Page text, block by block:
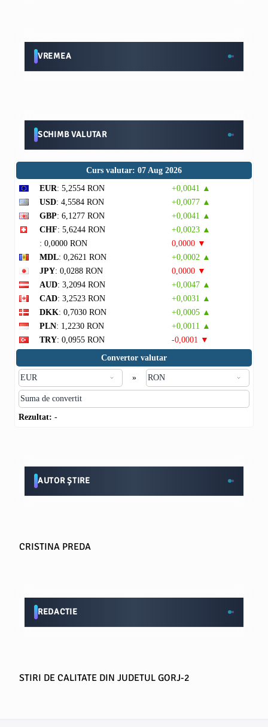
VREMEA
SCHIMB VALUTAR
Curs valutar: 07 Aug 2026
EUR: 5,2554 RON
+0,0041 ▲
USD: 4,5584 RON
+0,0077 ▲
GBP: 6,1277 RON
+0,0041 ▲
CHF: 5,6244 RON
+0,0023 ▲
: 0,0000 RON
0,0000 ▼
MDL: 0,2621 RON
+0,0002 ▲
JPY: 0,0288 RON
0,0000 ▼
AUD: 3,2094 RON
+0,0047 ▲
CAD: 3,2523 RON
+0,0031 ▲
DKK: 0,7030 RON
+0,0005 ▲
PLN: 1,2230 RON
+0,0011 ▲
TRY: 0,0955 RON
-0,0001 ▼
Convertor valutar
»
Rezultat: -
AUTOR ȘTIRE
CRISTINA PREDA
REDACTIE
STIRI DE CALITATE DIN JUDETUL GORJ-2